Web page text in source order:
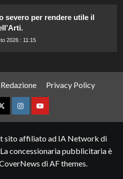
severo per rendere utile il
2026 : 11:15
Redazione Privacy Policy
TwitterInstagramYouTube
sito affiliato ad IA Network di
concessionaria pubblicitaria è
di AF themes.